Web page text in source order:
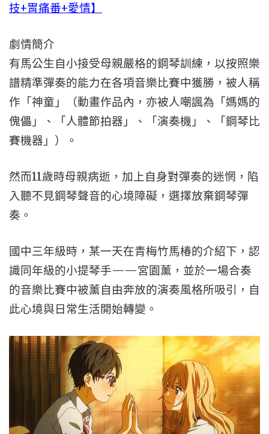
技+胃痛番+愛情】
劇情簡介
有馬公生自小接受母親嚴格的鋼琴訓練，以按照樂
譜精準彈奏的能力在各項音樂比賽中獲勝，被人稱
作「神童」（動畫作品內，亦被人嘲諷為「媽媽的
傀儡」、「人體節拍器」、「演奏機」、「鋼琴比
賽機器」）。
然而11歲時母親病逝，加上自身對彈奏的迷惘，陷
入聽不見鋼琴聲音的心境障礙，選擇放棄鋼琴彈
奏。
國中三年級時，某一天在青梅竹馬椿的介紹下，認
識同年級的小提琴手——宮園薰，並於一場合奏
的音樂比賽中被薰自由奔放的演奏風格所吸引，自
此心境與日常生活開始轉變。